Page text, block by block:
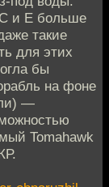
и E больше
такие
для этих
бы
на фоне
—
Tomahawk